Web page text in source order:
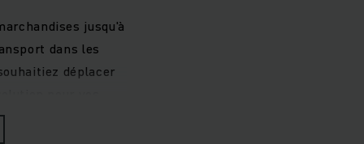
jusqu'à
dans les
déplacer
de supporter